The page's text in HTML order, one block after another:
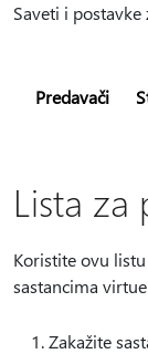
Saveti i
Predavači
Lista za
Koristite ovu
sastancima
Zakažite